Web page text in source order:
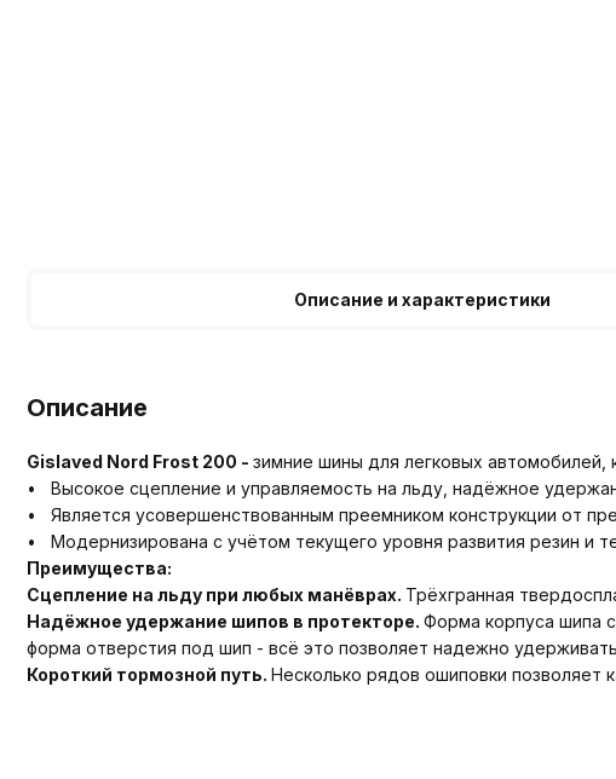
Описание и характеристики
Описание
Gislaved Nord Frost 200 - зимние шины для легковых автомобилей,
• Высокое сцепление и управляемость на льду, надёжное
• Является усовершенствованным преемником конструкции от
• Модернизирована с учётом текущего уровня развития резин и
Преимущества:
Сцепление на льду при любых манёврах. Трёхгранная
Надёжное удержание шипов в протекторе. Форма корпуса шипа
форма отверстия под шип - всё это позволяет надежно
Короткий тормозной путь. Несколько рядов ошиповки позволяет